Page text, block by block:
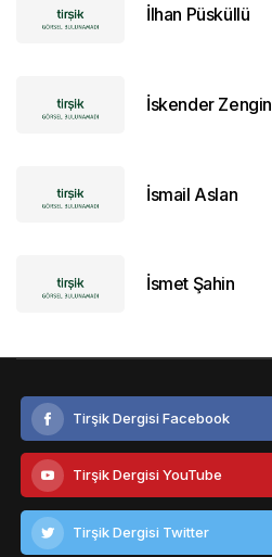
İlhan Püsküllü
İskender Zengin
İsmail Aslan
İsmet Şahin
Tirşik Dergisi Facebook
Tirşik Dergisi YouTube
Tirşik Dergisi Twitter